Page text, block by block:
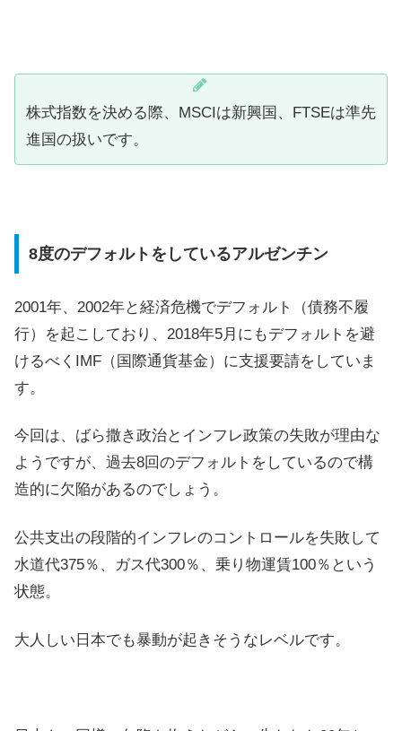
株式指数を決める際、MSCIは新興国、FTSEは準先
進国の扱いです。
8度のデフォルトをしているアルゼンチン
2001年、2002年と経済危機でデフォルト（債務不履
行）を起こしており、2018年5月にもデフォルトを避
けるべくIMF（国際通貨基金）に支援要請をしていま
す。
今回は、ばら撒き政治とインフレ政策の失敗が理由な
ようですが、過去8回のデフォルトをしているので構
造的に欠陥があるのでしょう。
公共支出の段階的インフレのコントロールを失敗して
水道代375％、ガス代300％、乗り物運賃100％という
状態。
大人しい日本でも暴動が起きそうなレベルです。